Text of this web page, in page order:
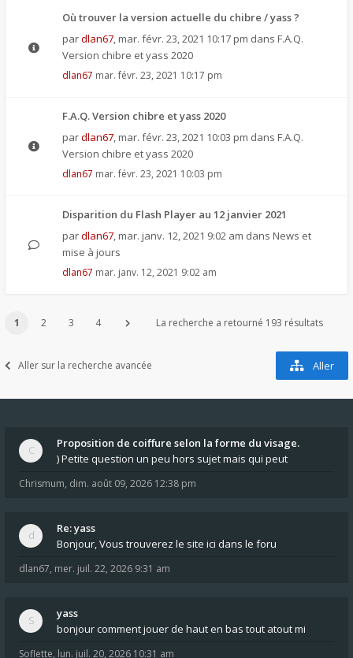
Où trouver la version actuelle du chibre / yass ?
pardlan67, mar. févr. 23, 2021 10:17 pm dans F.A.Q.
Version chibre et yass 2020
dlan67 mar. févr. 23, 2021 10:17 pm
F.A.Q. Version chibre et yass 2020
pardlan67, mar. févr. 23, 2021 10:03 pm dans F.A.Q.
Version chibre et yass 2020
dlan67 mar. févr. 23, 2021 10:03 pm
Disparition du Flash Player au 12 janvier 2021
pardlan67, mar. janv. 12, 2021 9:02 am dans News et
mise à jours
dlan67 mar. janv. 12, 2021 9:02 am
1 2 3 4 La recherche a retourné 193 résultats
Aller sur la recherche avancée Aller
Proposition de coiffure selon la forme du visage.
) Petite question un peu hors sujet mais qui peut
Chrismum, dim. août 09, 2026 12:38 pm
Re: yass
Bonjour, Vous trouverez le site ici dans le foru
dlan67, mer. juil. 22, 2026 9:31 am
yass
bonjour comment jouer de haut en bas tout atout mi
Soflette, lun. juil. 20, 2026 10:31 am